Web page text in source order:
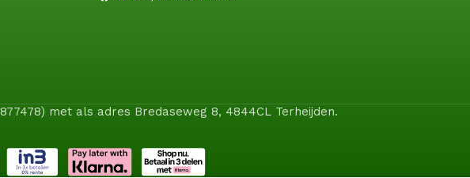
met als adres Bredaseweg 8, 4844CL Terheijden.